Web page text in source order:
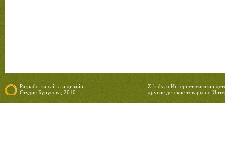
Разработка сайта и дизайн
Студия Бурусова , 2010
Z-kids.ru Интернет магазин
другие детские товары по